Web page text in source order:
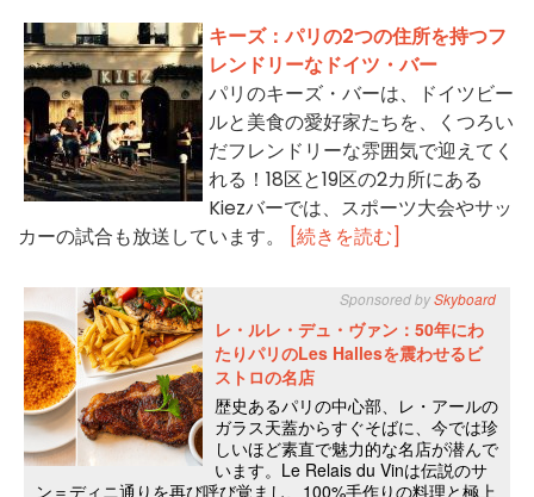
キーズ：パリの2つの住所を持つフ
レンドリーなドイツ・バー
パリのキーズ・バーは、ドイツビー
ルと美食の愛好家たちを、くつろい
だフレンドリーな雰囲気で迎えてく
れる！18区と19区の2カ所にある
Kiezバーでは、スポーツ大会やサッ
カーの試合も放送しています。
[続きを読む]